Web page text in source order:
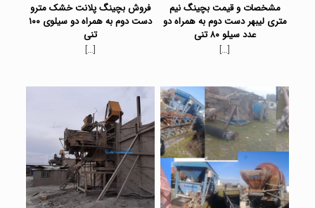
مشخصات و قیمت بچینگ نیم
متری لیبهر دست دوم به همراه دو
عدد سیلو ۸۰ تنی
[…]
فروش بچینگ پلانت خشک مترو
دست دوم به همراه دو سیلوی ۱۰۰
تنی
[…]